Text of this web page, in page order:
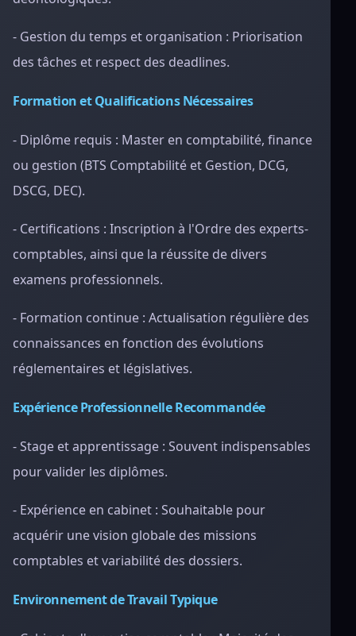
- Gestion du temps et organisation : Priorisation
des tâches et respect des deadlines.
Formation et Qualifications Nécessaires
- Diplôme requis : Master en comptabilité, finance
ou gestion (BTS Comptabilité et Gestion, DCG,
DSCG, DEC).
- Certifications : Inscription à l'Ordre des experts-
comptables, ainsi que la réussite de divers
examens professionnels.
- Formation continue : Actualisation régulière des
connaissances en fonction des évolutions
réglementaires et législatives.
Expérience Professionnelle Recommandée
- Stage et apprentissage : Souvent indispensables
pour valider les diplômes.
- Expérience en cabinet : Souhaitable pour
acquérir une vision globale des missions
comptables et variabilité des dossiers.
Environnement de Travail Typique